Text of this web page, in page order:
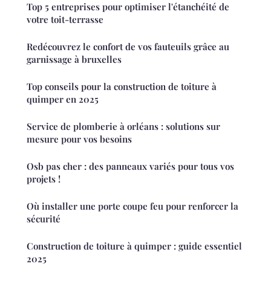
Top 5 entreprises pour optimiser l'étanchéité de
votre toit-terrasse
Redécouvrez le confort de vos fauteuils grâce au
garnissage à bruxelles
Top conseils pour la construction de toiture à
quimper en 2025
Service de plomberie à orléans : solutions sur
mesure pour vos besoins
Osb pas cher : des panneaux variés pour tous vos
projets !
Où installer une porte coupe feu pour renforcer la
sécurité
Construction de toiture à quimper : guide essentiel
2025